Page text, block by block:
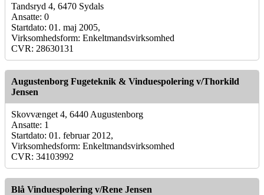
Tandsryd 4, 6470 Sydals
Ansatte: 0
Startdato: 01. maj 2005,
Virksomhedsform: Enkeltmandsvirksomhed
CVR: 28630131
Augustenborg Fugeteknik & Vinduespolering v/Thorkild
Jensen
Skovvænget 4, 6440 Augustenborg
Ansatte: 1
Startdato: 01. februar 2012,
Virksomhedsform: Enkeltmandsvirksomhed
CVR: 34103992
Blå Vinduespolering v/Rene Jensen